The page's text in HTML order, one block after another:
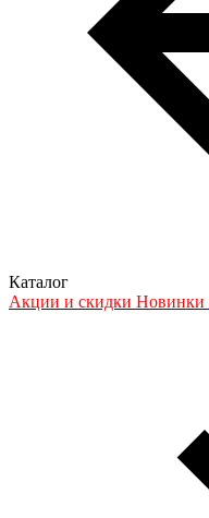
Каталог
Акции и скидки Новинки